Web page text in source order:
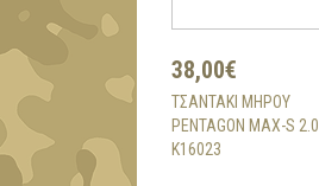
38,00€
ΤΣΑΝΤΑΚΙ ΜΗΡΟΥ
PENTAGON MAX-S 2.0
K16023